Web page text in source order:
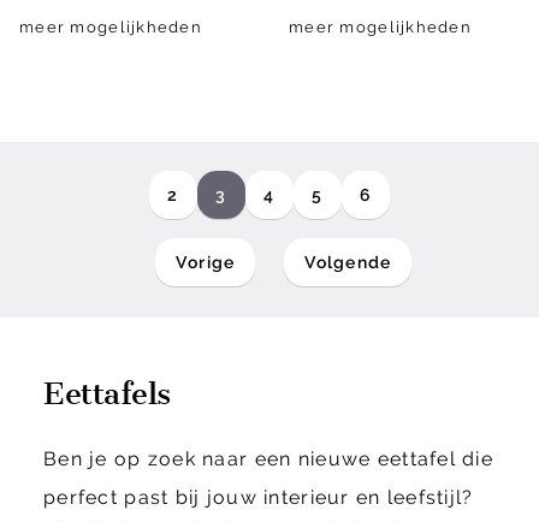
meer mogelijkheden meer mogelijkheden
Vorige
2 3 4 5 6
Volgende
Eettafels
Ben je op zoek naar een nieuwe eettafel die
perfect past bij jouw interieur en leefstijl?